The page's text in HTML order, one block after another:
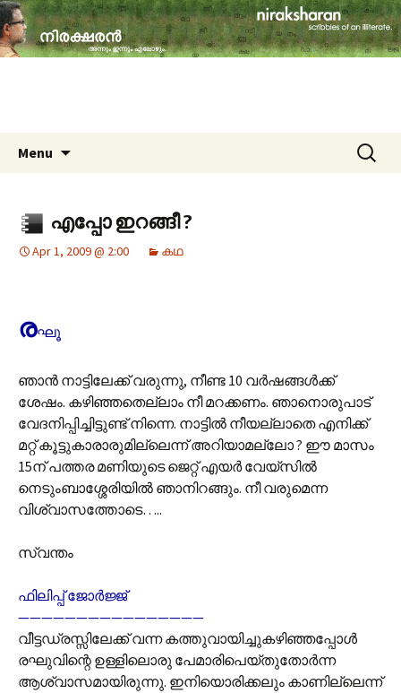
niraksharan (നിരക്ഷരൻ)
travelogues, book reviews, social issues,
cinema, memories & lot more…
Menu
Search
for:
എപ്പോ ഇറങ്ങീ ?
Apr 1, 2009 @ 2:00 കഥ
രഘൂ
ഞാന്‍ നാട്ടിലേക്ക് വരുന്നു, നീണ്ട 10 വര്‍ഷങ്ങള്‍ക്ക്
ശേഷം. കഴിഞ്ഞതെല്ലാം നീ മറക്കണം. ഞാനൊരുപാട്
വേദനിപ്പിച്ചിട്ടുണ്ട് നിന്നെ. നാട്ടില്‍ നീയല്ലാതെ എനിക്ക്
മറ്റ് കൂട്ടുകാരാരുമില്ലെന്ന് അറിയാമല്ലോ ? ഈ മാസം
15ന് പത്തര മണിയുടെ ജെറ്റ് എയര്‍ വേയ്‌സില്‍
നെടുംബാശ്ശേരിയില്‍ ഞാനിറങ്ങും. നീ വരുമെന്ന
വിശ്വാസത്തോടെ…..
സ്വന്തം
ഫിലിപ്പ് ജോര്‍ജ്ജ്
————————————————
വീട്ടഡ്രസ്സിലേക്ക് വന്ന കത്തുവായിച്ചുകഴിഞ്ഞപ്പോള്‍
രഘുവിന്റെ ഉള്ളിലൊരു പേമാരിപെയ്തുതോര്‍ന്ന
ആശ്വാസമായിരുന്നു. ഇനിയൊരിക്കലും കാണില്ലെന്ന്